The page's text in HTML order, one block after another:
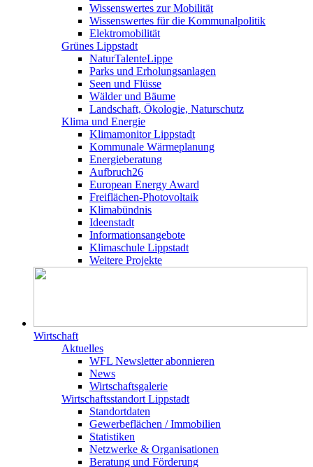
Wissenswertes zur Mobilität
Wissenswertes für die Kommunalpolitik
Elektromobilität
Grünes Lippstadt
NaturTalenteLippe
Parks und Erholungsanlagen
Seen und Flüsse
Wälder und Bäume
Landschaft, Ökologie, Naturschutz
Klima und Energie
Klimamonitor Lippstadt
Kommunale Wärmeplanung
Energieberatung
Aufbruch26
European Energy Award
Freiflächen-Photovoltaik
Klimabündnis
Ideenstadt
Informationsangebote
Klimaschule Lippstadt
Weitere Projekte
Wirtschaft
Aktuelles
WFL Newsletter abonnieren
News
Wirtschaftsgalerie
Wirtschafts­­standort Lippstadt
Standortdaten
Gewerbeflächen / Immobilien
Statistiken
Netzwerke & Organisationen
Beratung und Förderung